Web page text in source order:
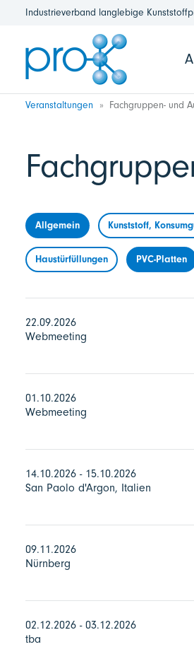
Industrieverband langlebige
Veranstaltungen Fachgruppen- und
Allgemein Kunststoff,
Haustürfüllungen PVC-Platten
22.09.2026
Webmeeting
01.10.2026
Webmeeting
14.10.2026 - 15.10.2026
San Paolo d'Argon, Italien
09.11.2026
Nürnberg
02.12.2026 - 03.12.2026
tba